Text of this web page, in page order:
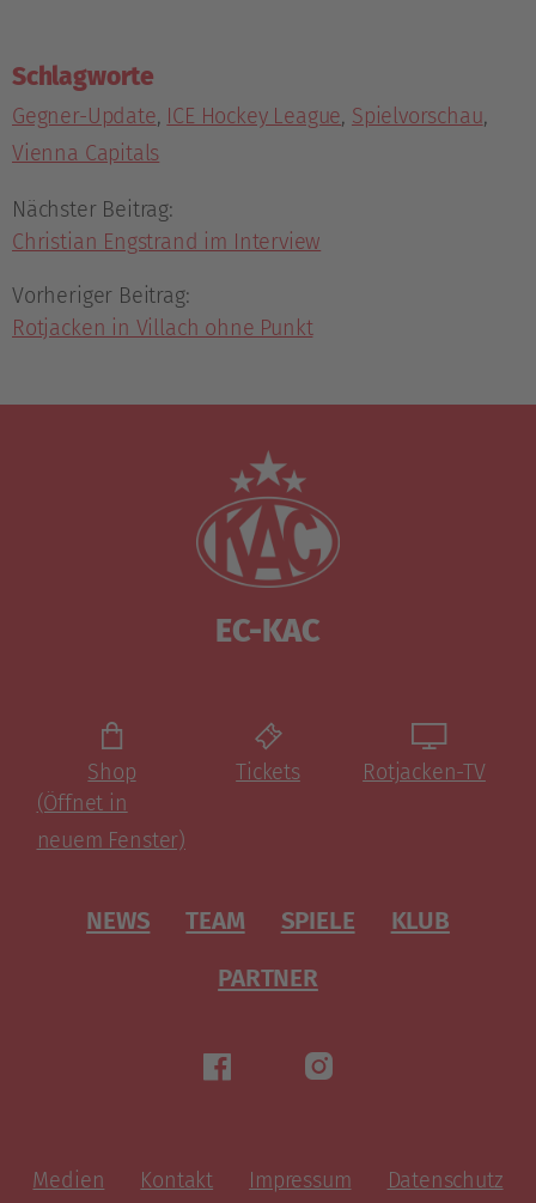
Schlagworte
Gegner-Update, ICE Hockey League, Spielvorschau,
Vienna Capitals
Nächster Beitrag:
Christian Engstrand im Interview
Vorheriger Beitrag:
Rotjacken in Villach ohne Punkt
EC-KAC
Shop
(Öffnet in
neuem Fenster)
Tickets Rotjacken-TV
NEWS TEAM SPIELE
KLUB
PARTNER
Medien Kontakt Impressum Datenschutz